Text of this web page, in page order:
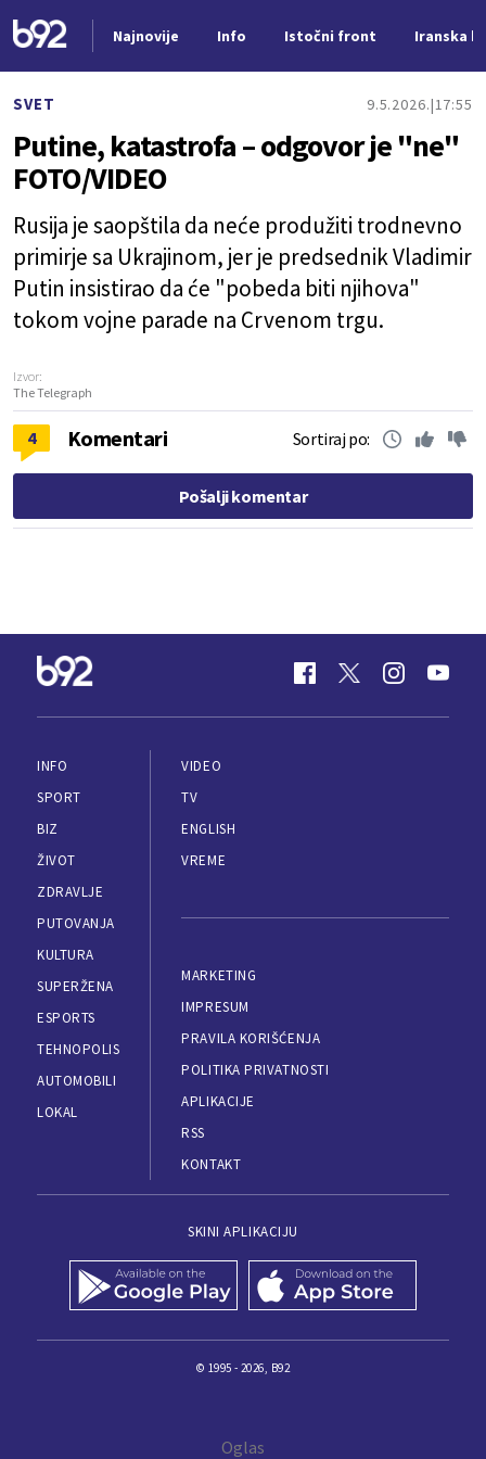
Najnovije Info Istočni front Iranska
SVET 9.5.2026. 17:55
Putine, katastrofa – odgovor je "ne"
FOTO/VIDEO
Rusija je saopštila da neće produžiti trodnevno
primirje sa Ukrajinom, jer je predsednik Vladimir
Putin insistirao da će "pobeda biti njihova"
tokom vojne parade na Crvenom trgu.
Izvor:
The Telegraph
4 Komentari Sortiraj po:
Pošalji komentar
INFO
SPORT
BIZ
ŽIVOT
ZDRAVLJE
PUTOVANJA
KULTURA
SUPERŽENA
ESPORTS
TEHNOPOLIS
AUTOMOBILI
LOKAL
VIDEO
TV
ENGLISH
VREME
MARKETING
IMPRESUM
PRAVILA KORIŠĆENJA
POLITIKA PRIVATNOSTI
APLIKACIJE
RSS
KONTAKT
SKINI APLIKACIJU
© 1995 - 2026, B92